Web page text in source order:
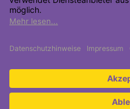
Toolbar